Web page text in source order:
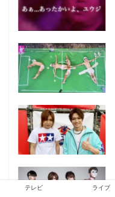
テレビ ライブ